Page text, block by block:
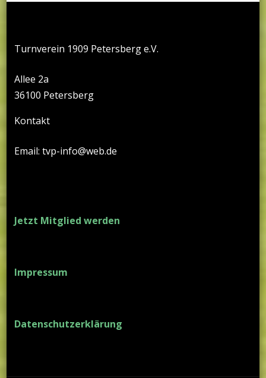
Turnverein 1909 Petersberg e.V.
Allee 2a
36100 Petersberg
Kontakt
Email: tvp-info@web.de
Jetzt Mitglied werden
Impressum
Datenschutzerklärung